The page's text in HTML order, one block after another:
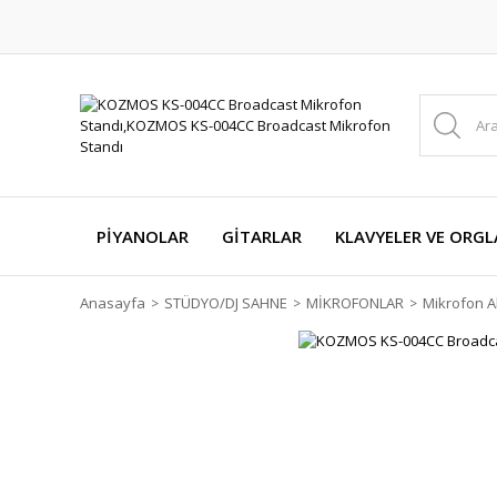
PİYANOLAR GİTARLAR KLAVYELER VE
Anasayfa STÜDYO/DJ SAHNE MİKROFONLAR Mikrofon